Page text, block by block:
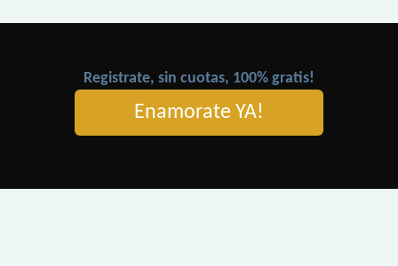
Registrate, sin cuotas, 100% gratis!
Enamorate YA!